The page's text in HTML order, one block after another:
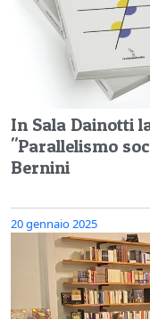
In Sala Dainotti
"Parallelismo
Bernini
20 gennaio 2025